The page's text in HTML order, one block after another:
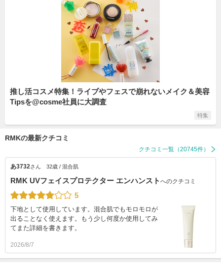
推し活コスメ特集！ライブやフェスで崩れないメイク＆美容
Tipsを@cosme社員に大調査
特集
RMKの最新クチコミ
クチコミ一覧（20745件）
あ3732さん 32歳 / 混合肌
RMK UVフェイスプロテクター エンハンスト へのクチコミ
5
下地として使用しています。混合肌でもモロモロが
出ることなく使えます。もう少し何度か使用してみ
てまた詳細を書きます。
2026/8/7